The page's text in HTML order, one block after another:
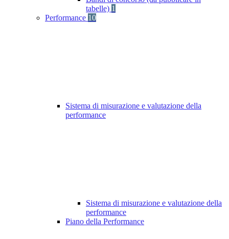
tabelle) 1
Performance 10
Sistema di misurazione e valutazione della
performance
Sistema di misurazione e valutazione della
performance
Piano della Performance